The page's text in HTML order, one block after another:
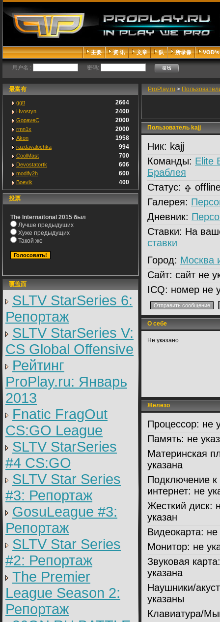
主要 资 讯 文章 队 所录像 VOD's
用户名 : 密码:
最富有
ggtt 2664
Hvostyn 2400
GopaveC 2000
rmn1x 2000
Akon 1958
razdavalochka 994
CoolMast 700
Devostatortk 606
modify2h 600
Boevik 400
投票
The Internaitonal 2015 был
Лучше предыдуших
Хуже предыдущих
Такой же
覆盖面
SLTV StarSeries 6:
Репортаж
SLTV StarSeries V:
CS Global Offensive
Рейтинг
ProPlay.ru: Январь
2013
Fnatic FragOut
CS:GO League
SLTV StarSeries
#4 CS:GO
SLTV Star Series
#3: Репортаж
GosuLeague #3:
Репортаж
SLTV Star Series
#2: Репортаж
The Premier
League Season 2:
Репортаж
ProPlay.ru >
Пользователь kajj
Ник: kajj
Команды: Elite
Браблея
Статус:
Галерея:
Дневник:
Ставки: На
ставки
Город: Москва
Сайт: сайт не
ICQ: номер не
О себе
Не указано
Железо
Процессор: не
Память: не
Материнская
указана
Подключение к
интернет: не
Жесткий диск:
указан
Видеокарта: не
Монитор: не
Звуковая карта:
указана
Наушники/
указаны
Клавиатура/